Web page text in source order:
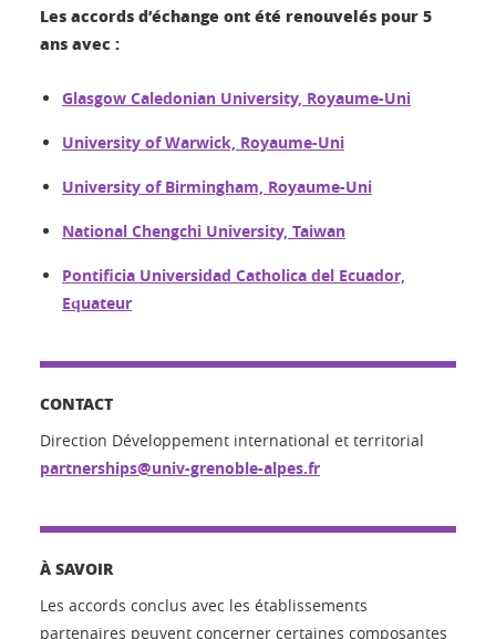
Les accords d’échange ont été renouvelés pour 5
ans avec :
Glasgow Caledonian University, Royaume-Uni
University of Warwick, Royaume-Uni
University of Birmingham, Royaume-Uni
National Chengchi University, Taiwan
Pontificia Universidad Catholica del Ecuador,
Equateur
CONTACT
Direction Développement international et territorial
partnerships@univ-grenoble-alpes.fr
À SAVOIR
Les accords conclus avec les établissements
partenaires peuvent concerner certaines composantes